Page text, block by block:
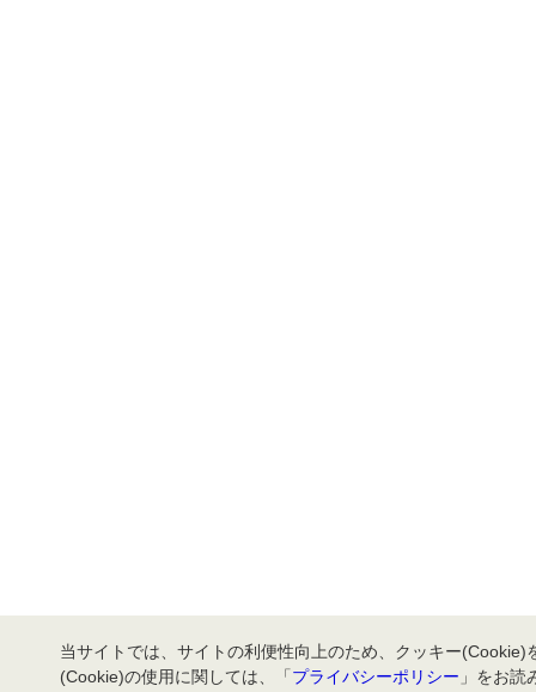
当サイトでは、サイトの利便性向上のため、クッキー
(Cookie)の使用に関しては、「プライバシーポリシー 」をお読